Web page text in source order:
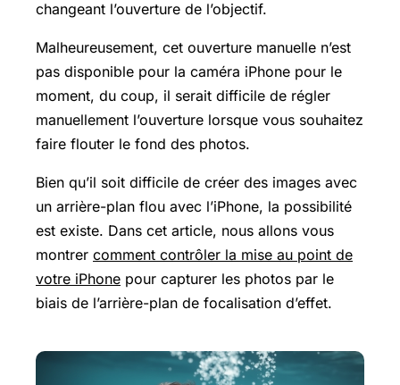
changeant l’ouverture de l’objectif.
Malheureusement, cet ouverture manuelle n’est
pas disponible pour la caméra iPhone pour le
moment, du coup, il serait difficile de régler
manuellement l’ouverture lorsque vous souhaitez
faire flouter le fond des photos.
Bien qu’il soit difficile de créer des images avec
un arrière-plan flou avec l’iPhone, la possibilité
est existe. Dans cet article, nous allons vous
montrer comment contrôler la mise au point de
votre iPhone pour capturer les photos par le
biais de l’arrière-plan de focalisation d’effet.